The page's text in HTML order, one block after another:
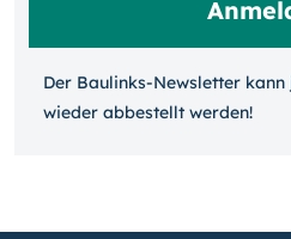
Der Baulinks-Newsletter
wieder ab­bestellt werden!